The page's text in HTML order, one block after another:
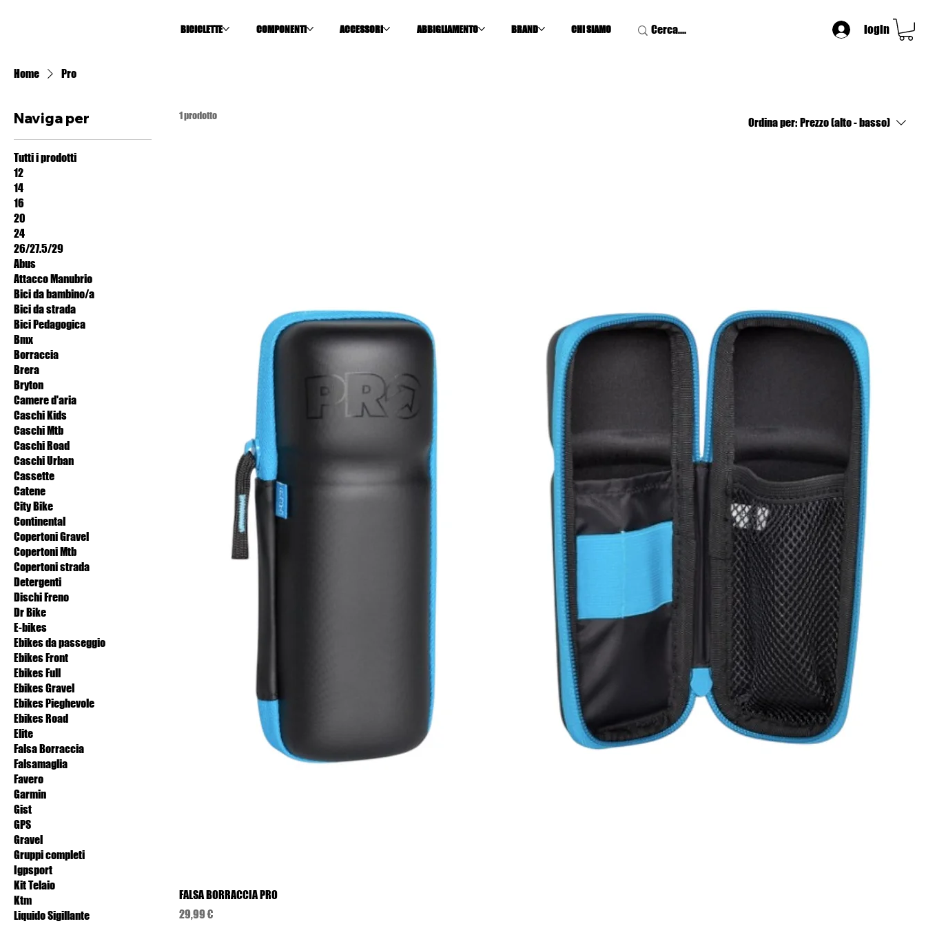
BICICLETTE COMPONENTI ACCESSORI ABBIGLIAMENTO BRAND CHI SIAMO login
Home Pro
Naviga per
Tutti i prodotti
12
14
16
20
24
26/27.5/29
Abus
Attacco Manubrio
Bici da bambino/a
Bici da strada
Bici Pedagogica
Bmx
Borraccia
Brera
Bryton
Camere d'aria
Caschi Kids
Caschi Mtb
Caschi Road
Caschi Urban
Cassette
Catene
City Bike
Continental
Copertoni Gravel
Copertoni Mtb
Copertoni strada
Detergenti
Dischi Freno
Dr Bike
E-bikes
Ebikes da passeggio
Ebikes Front
Ebikes Full
Ebikes Gravel
Ebikes Pieghevole
Ebikes Road
Elite
Falsa Borraccia
Falsamaglia
Favero
Garmin
Gist
GPS
Gravel
Gruppi completi
Igpsport
Kit Telaio
Ktm
Liquido Sigillante
1 prodotto
Ordina per: Prezzo (alto - basso)
FALSA BORRACCIA PRO
Prezzo
29,99 €